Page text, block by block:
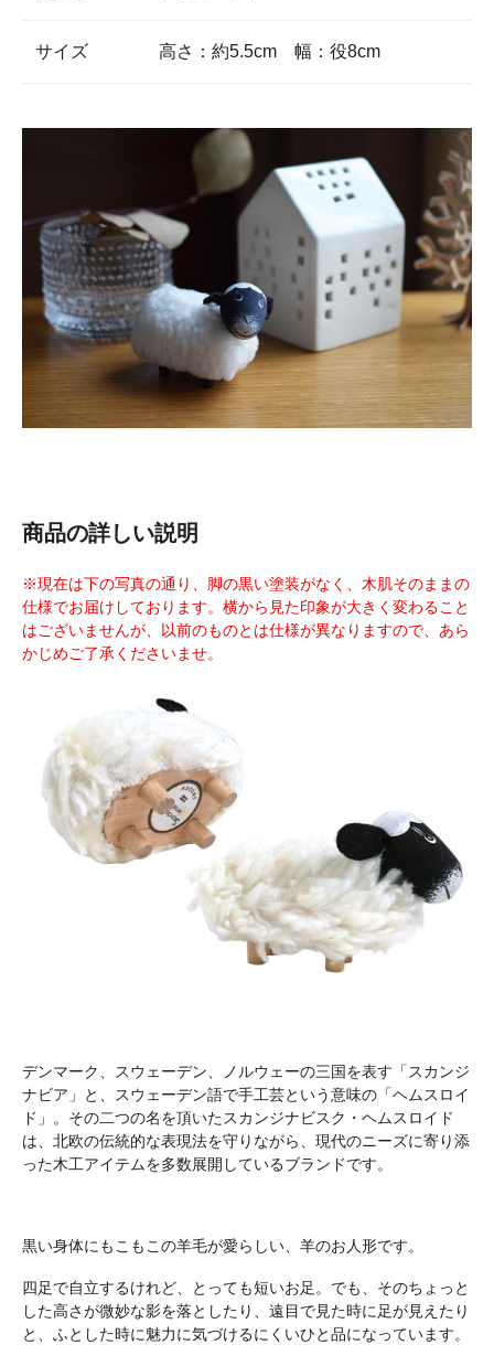
サイズ 高さ：約5.5cm 幅：役8cm
商品の詳しい説明
※現在は下の写真の通り、脚の黒い塗装がなく、木肌そのままの
仕様でお届けしております。横から見た印象が大きく変わること
はございませんが、以前のものとは仕様が異なりますので、あら
かじめご了承くださいませ。
デンマーク、スウェーデン、ノルウェーの三国を表す「スカンジ
ナビア」と、スウェーデン語で手工芸という意味の「ヘムスロイ
ド」。その二つの名を頂いたスカンジナビスク・ヘムスロイド
は、北欧の伝統的な表現法を守りながら、現代のニーズに寄り添
った木工アイテムを多数展開しているブランドです。
黒い身体にもこもこの羊毛が愛らしい、羊のお人形です。
四足で自立するけれど、とっても短いお足。でも、そのちょっと
した高さが微妙な影を落としたり、遠目で見た時に足が見えたり
と、ふとした時に魅力に気づけるにくいひと品になっています。